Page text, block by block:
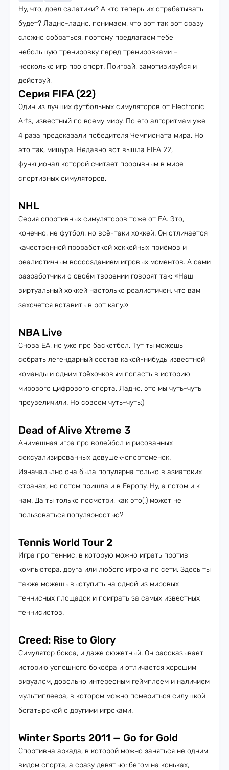
Ну, что, доел салатики? А кто теперь их отрабатывать
будет? Ладно-ладно, понимаем, что вот так вот сразу
сложно собраться, поэтому предлагаем тебе
небольшую тренировку перед тренировками –
несколько игр про спорт. Поиграй, замотивируйся и
действуй!
Cерия FIFA (22)
Один из лучших футбольных симуляторов от Electronic
Arts, известный по всему миру. По его алгоритмам уже
4 раза предсказали победителя Чемпионата мира. Но
это так, мишура. Недавно вот вышла FIFA 22,
функционал которой считает прорывным в мире
спортивных симуляторов.
NHL
Серия спортивных симуляторов тоже от EA. Это,
конечно, не футбол, но всё-таки хоккей. Он отличается
качественной проработкой хоккейных приёмов и
реалистичным воссозданием игровых моментов. А сами
разработчики о своём творении говорят так: «Наш
виртуальный хоккей настолько реалистичен, что вам
захочется вставить в рот капу.»
NBA Live
Снова ЕА, но уже про баскетбол. Тут ты можешь
собрать легендарный состав какой-нибудь известной
команды и одним трёхочковым попасть в историю
мирового цифрового спорта. Ладно, это мы чуть-чуть
преувеличили. Но совсем чуть-чуть:)
Dead of Alive Xtreme 3
Анимешная игра про волейбол и рисованных
сексуализированных девушек-спортсменок.
Изначальлно она была популярна только в азиатских
странах, но потом пришла и в Европу. Ну, а потом и к
нам. Да ты только посмотри, как это(!) может не
пользоваться популярностью?
Tennis World Tour 2
Игра про теннис, в которую можно играть против
компьютера, друга или любого игрока по сети. Здесь ты
также можешь выступить на одной из мировых
теннисных площадок и поиграть за самых известных
теннисистов.
Creed: Rise to Glory
Симулятор бокса, и даже сюжетный. Он рассказывает
историю успешного боксёра и отличается хорошим
визуалом, довольно интересным геймплеем и наличием
мультиплеера, в котором можно помериться силушкой
богатырской с другими игроками.
Winter Sports 2011 — Go for Gold
Спортивна аркада, в которой можно заняться не одним
видом спорта, а сразу девятью: бегом на коньках,